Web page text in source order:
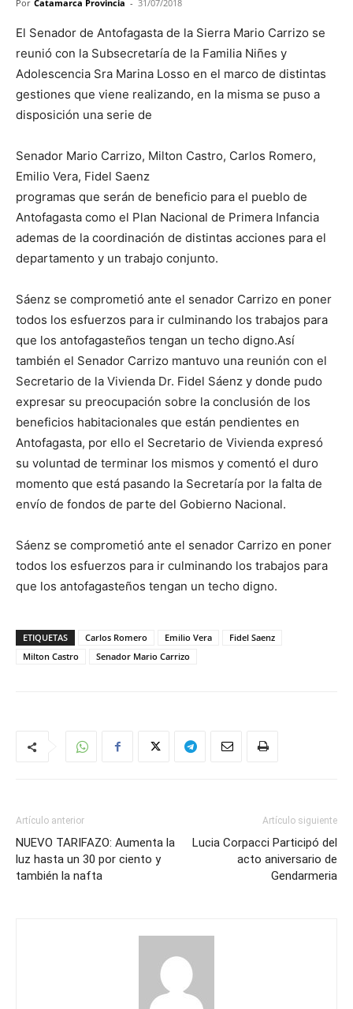
Por Catamarca Provincia - 31/07/2018
El Senador de Antofagasta de la Sierra Mario Carrizo se
reunió con la Subsecretaría de la Familia Niñes y
Adolescencia Sra Marina Losso en el marco de distintas
gestiones que viene realizando, en la misma se puso a
disposición una serie de
Senador Mario Carrizo, Milton Castro, Carlos Romero,
Emilio Vera, Fidel Saenz
programas que serán de beneficio para el pueblo de
Antofagasta como el Plan Nacional de Primera Infancia
ademas de la coordinación de distintas acciones para el
departamento y un trabajo conjunto.
Sáenz se comprometió ante el senador Carrizo en poner
todos los esfuerzos para ir culminando los trabajos para
que los antofagasteños tengan un techo digno.Así
también el Senador Carrizo mantuvo una reunión con el
Secretario de la Vivienda Dr. Fidel Sáenz y donde pudo
expresar su preocupación sobre la conclusión de los
beneficios habitacionales que están pendientes en
Antofagasta, por ello el Secretario de Vivienda expresó
su voluntad de terminar los mismos y comentó el duro
momento que está pasando la Secretaría por la falta de
envío de fondos de parte del Gobierno Nacional.
Sáenz se comprometió ante el senador Carrizo en poner
todos los esfuerzos para ir culminando los trabajos para
que los antofagasteños tengan un techo digno.
ETIQUETAS Carlos Romero Emilio Vera
Fidel Saenz
Milton Castro
Senador Mario Carrizo
Artículo anterior
NUEVO TARIFAZO: Aumenta la
luz hasta un 30 por ciento y
también la nafta
Artículo siguiente
Lucia Corpacci Participó del
acto aniversario de
Gendarmeria